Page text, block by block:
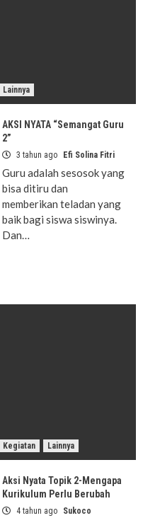
Lainnya
AKSI NYATA “Semangat Guru
2”
3 tahun ago Efi Solina Fitri
Guru adalah sesosok yang
bisa ditiru dan
memberikan teladan yang
baik bagi siswa siswinya.
Dan…
Kegiatan Lainnya
Aksi Nyata Topik 2-Mengapa
Kurikulum Perlu Berubah
4 tahun ago Sukoco